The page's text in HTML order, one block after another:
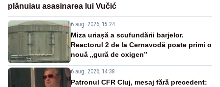
plănuiau asasinarea lui Vučić
6 aug. 2026, 15:24
Miza uriașă a scufundării barjelor.
Reactorul 2 de la Cernavodă poate primi o
nouă „gură de oxigen”
6 aug. 2026, 14:38
Patronul CFR Cluj, mesaj fără precedent: